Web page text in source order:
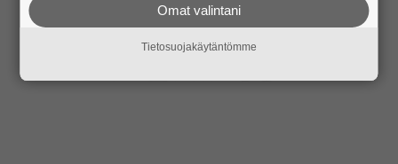
Omat valintani
Tietosuojakäytäntömme